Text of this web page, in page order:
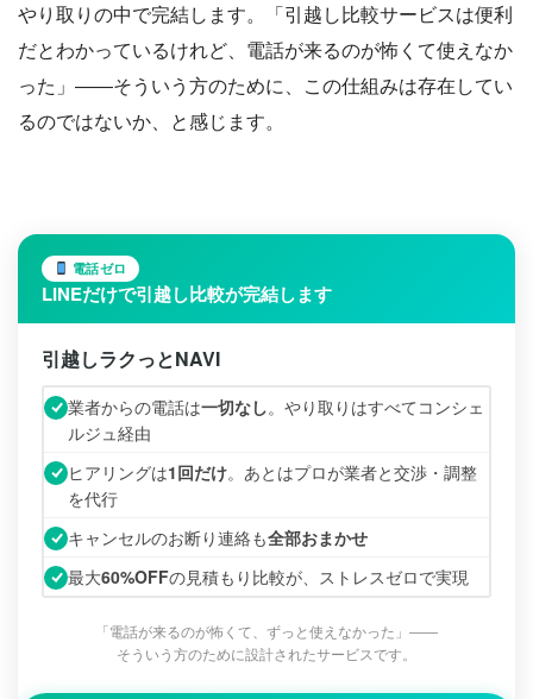
やり取りの中で完結します。「引越し比較サービスは便利
だとわかっているけれど、電話が来るのが怖くて使えなか
った」――そういう方のために、この仕組みは存在してい
るのではないか、と感じます。
電話ゼロ
LINEだけで引越し比較が完結します
引越しラクっとNAVI
業者からの電話は一切なし。やり取りはすべてコンシェ
ルジュ経由
ヒアリングは1回だけ。あとはプロが業者と交渉・調整
を代行
キャンセルのお断り連絡も全部おまかせ
最大60%OFFの見積もり比較が、ストレスゼロで実現
「電話が来るのが怖くて、ずっと使えなかった」――
そういう方のために設計されたサービスです。